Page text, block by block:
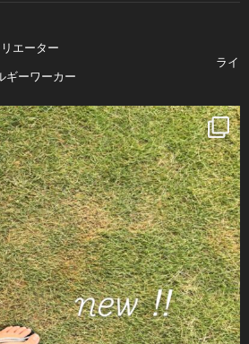
リエーター
イ
ギーワーカー